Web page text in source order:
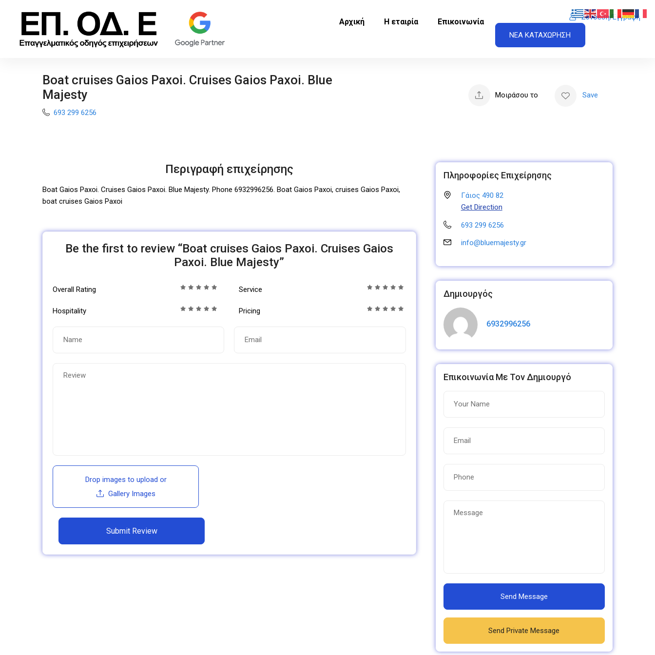
Αρχική Η εταιρία Επικοινωνία
Σύνδεση/Εγγραφή
ΝΕΑ ΚΑΤΑΧΩΡΗΣΗ
Boat cruises Gaios Paxoi. Cruises Gaios Paxoi. Blue
Majesty
693 299 6256
Μοιράσου το Save
Περιγραφή επιχείρησης
Boat Gaios Paxoi. Cruises Gaios Paxoi. Blue Majesty. Phone 6932996256. Boat Gaios Paxoi, cruises Gaios Paxoi,
boat cruises Gaios Paxoi
Be the first to review “Boat cruises Gaios Paxoi. Cruises Gaios
Paxoi. Blue Majesty”
Overall Rating Service
Hospitality Pricing
Drop images to upload or
Gallery Images
Πληροφορίες Επιχείρησης
Γάιος 490 82
Get Direction
693 299 6256
info@bluemajesty.gr
Δημιουργός
6932996256
Επικοινωνία Με Τον Δημιουργό
Send Message
Send Private Message